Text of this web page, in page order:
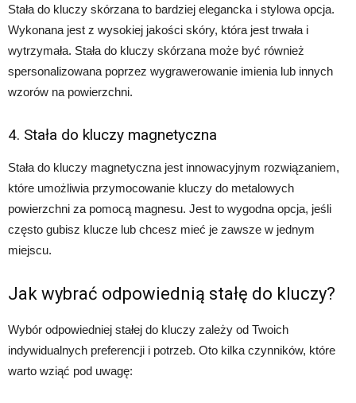
Stała do kluczy skórzana to bardziej elegancka i stylowa opcja.
Wykonana jest z wysokiej jakości skóry, która jest trwała i
wytrzymała. Stała do kluczy skórzana może być również
spersonalizowana poprzez wygrawerowanie imienia lub innych
wzorów na powierzchni.
4. Stała do kluczy magnetyczna
Stała do kluczy magnetyczna jest innowacyjnym rozwiązaniem,
które umożliwia przymocowanie kluczy do metalowych
powierzchni za pomocą magnesu. Jest to wygodna opcja, jeśli
często gubisz klucze lub chcesz mieć je zawsze w jednym
miejscu.
Jak wybrać odpowiednią stałę do kluczy?
Wybór odpowiedniej stałej do kluczy zależy od Twoich
indywidualnych preferencji i potrzeb. Oto kilka czynników, które
warto wziąć pod uwagę: